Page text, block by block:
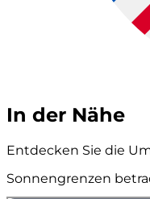
In der Nähe
Entdecken Sie die
Sonnengrenzen